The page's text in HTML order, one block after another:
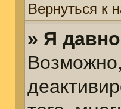
Вернуться к
» Я